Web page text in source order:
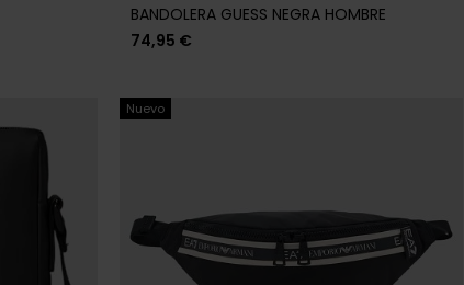
BANDOLERA GUESS NEGRA HOMBRE
74,95 €
Nuevo